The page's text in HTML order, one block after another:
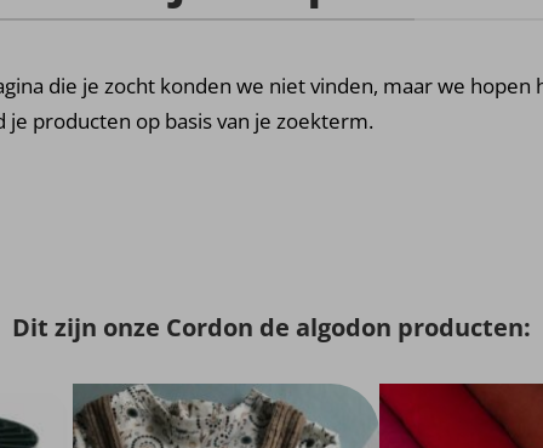
die je zocht konden we niet vinden, maar we hopen
je producten op basis van je zoekterm.
Dit zijn onze Cordon de algodon producten: